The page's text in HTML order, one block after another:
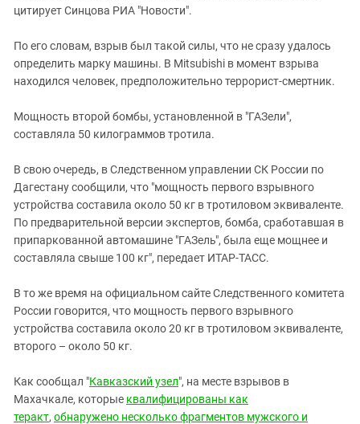
цитирует Синцова РИА "Новости".
По его словам, взрыв был такой силы, что не сразу удалось
определить марку машины. В Mitsubishi в момент взрыва
находился человек, предположительно террорист-смертник.
Мощность второй бомбы, установленной в "ГАЗели",
составляла 50 килограммов тротила.
В свою очередь, в Следственном управлении СК России по
Дагестану сообщили, что "мощность первого взрывного
устройства составила около 50 кг в тротиловом эквиваленте.
По предварительной версии экспертов, бомба, сработавшая в
припаркованной автомашине "ГАЗель", была еще мощнее и
составляла свыше 100 кг", передает ИТАР-ТАСС.
В то же время на официальном сайте Следственного комитета
России говорится, что мощность первого взрывного
устройства составила около 20 кг в тротиловом эквиваленте,
второго – около 50 кг.
Как сообщал "Кавказский узел", на месте взрывов в
Махачкале, которые квалифицированы как
теракт, обнаружено несколько фрагментов мужского и